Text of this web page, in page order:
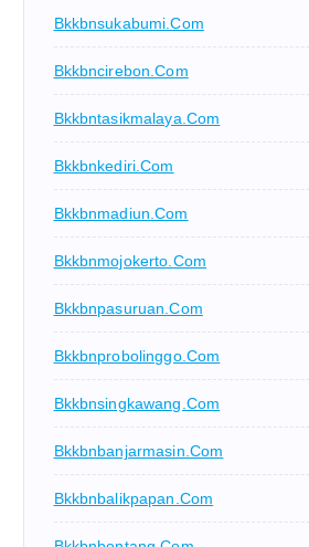
Bkkbnsukabumi.com
Bkkbncirebon.com
Bkkbntasikmalaya.com
Bkkbnkediri.com
Bkkbnmadiun.com
Bkkbnmojokerto.com
Bkkbnpasuruan.com
Bkkbnprobolinggo.com
Bkkbnsingkawang.com
Bkkbnbanjarmasin.com
Bkkbnbalikpapan.com